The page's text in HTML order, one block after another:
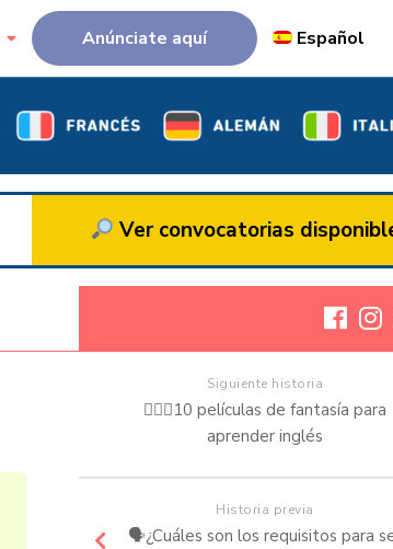
Anúnciate aquí Español
Ver convocatorias
Siguiente historia
🧚🏻‍♀️10 películas de fantasía para
aprender inglés
Historia previa
🗣️¿Cuáles son los requisitos para